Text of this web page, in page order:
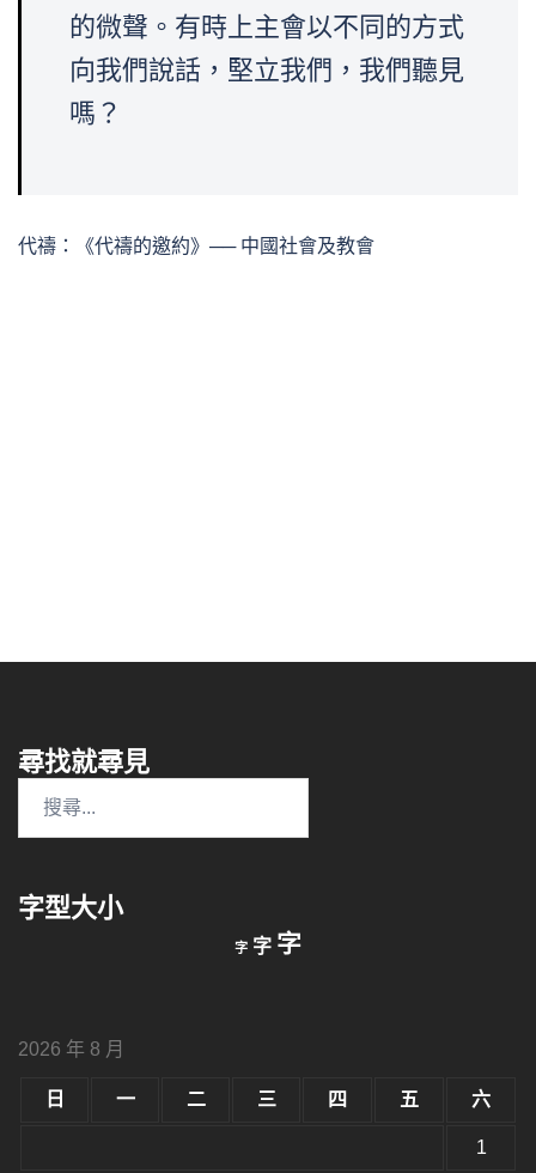
的微聲。有時上主會以不同的方式
向我們說話，堅立我們，我們聽見
嗎？
代禱：《代禱的邀約》── 中國社會及教會
尋找就尋見
字:
字型大小
字 小
字重
小。
字放
2026 年 8 月
日 一 二 三 四 五 六
1